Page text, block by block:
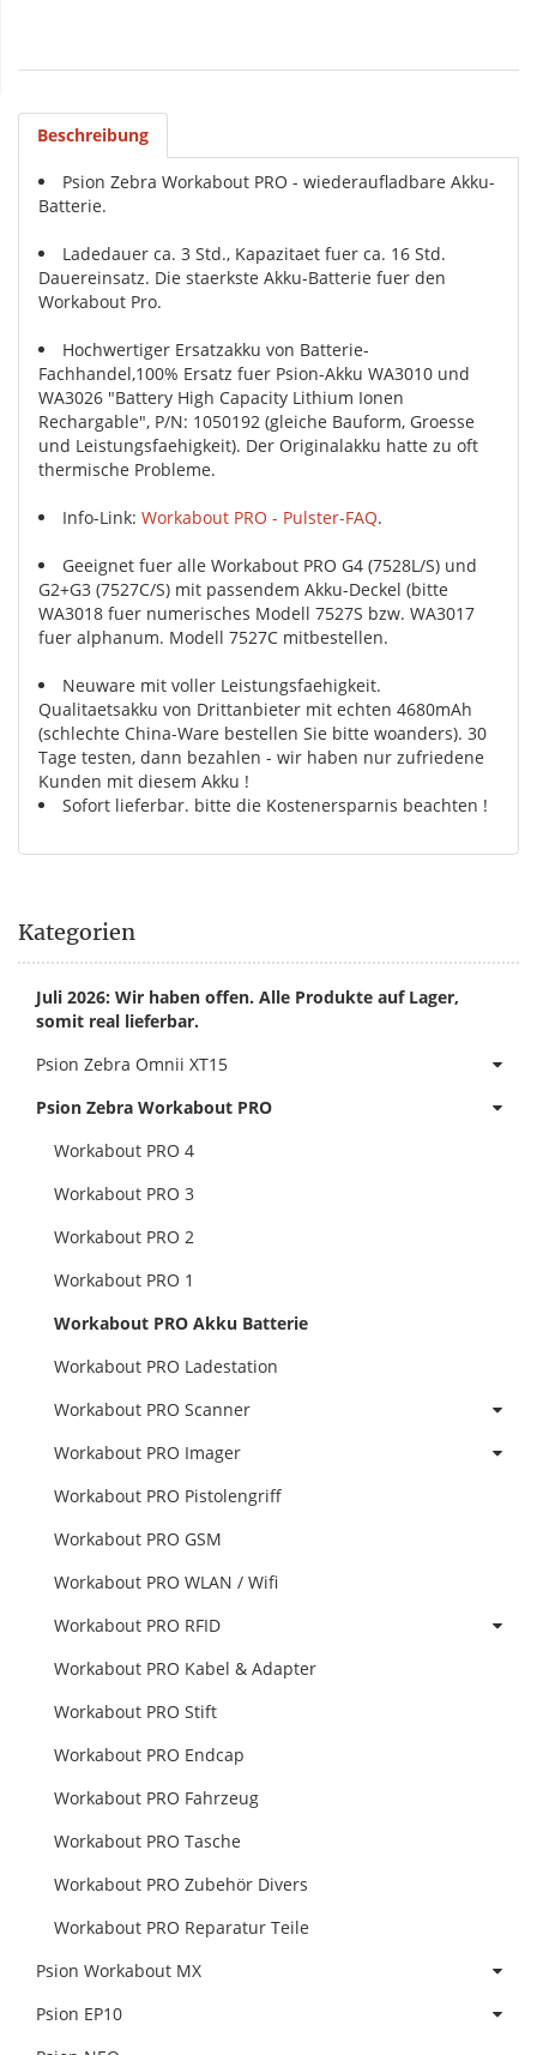
Beschreibung
Psion Zebra Workabout PRO - wiederaufladbare Akku-
Batterie.
Ladedauer ca. 3 Std., Kapazitaet fuer ca. 16 Std.
Dauereinsatz. Die staerkste Akku-Batterie fuer den
Workabout Pro.
Hochwertiger Ersatzakku von Batterie-
Fachhandel,100% Ersatz fuer Psion-Akku WA3010 und
WA3026 "Battery High Capacity Lithium Ionen
Rechargable", P/N: 1050192 (gleiche Bauform, Groesse
und Leistungsfaehigkeit). Der Originalakku hatte zu oft
thermische Probleme.
Info-Link: Workabout PRO - Pulster-FAQ.
Geeignet fuer alle Workabout PRO G4 (7528L/S) und
G2+G3 (7527C/S) mit passendem Akku-Deckel (bitte
WA3018 fuer numerisches Modell 7527S bzw. WA3017
fuer alphanum. Modell 7527C mitbestellen.
Neuware mit voller Leistungsfaehigkeit.
Qualitaetsakku von Drittanbieter mit echten 4680mAh
(schlechte China-Ware bestellen Sie bitte woanders). 30
Tage testen, dann bezahlen - wir haben nur zufriedene
Kunden mit diesem Akku !
Sofort lieferbar. bitte die Kostenersparnis beachten !
Kategorien
Juli 2026: Wir haben offen. Alle Produkte auf Lager,
somit real lieferbar.
Psion Zebra Omnii XT15
Psion Zebra Workabout PRO
Workabout PRO 4
Workabout PRO 3
Workabout PRO 2
Workabout PRO 1
Workabout PRO Akku Batterie
Workabout PRO Ladestation
Workabout PRO Scanner
Workabout PRO Imager
Workabout PRO Pistolengriff
Workabout PRO GSM
Workabout PRO WLAN / Wifi
Workabout PRO RFID
Workabout PRO Kabel & Adapter
Workabout PRO Stift
Workabout PRO Endcap
Workabout PRO Fahrzeug
Workabout PRO Tasche
Workabout PRO Zubehör Divers
Workabout PRO Reparatur Teile
Psion Workabout MX
Psion EP10